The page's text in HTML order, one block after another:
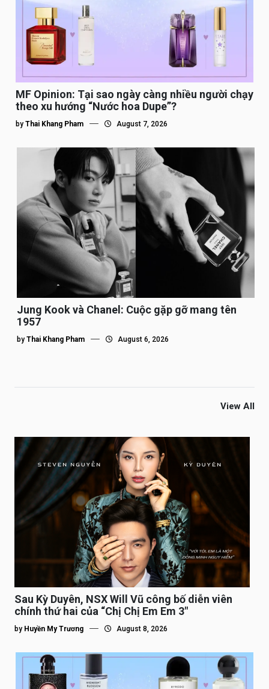
MF Opinion: Tại sao ngày càng nhiều người chạy
theo xu hướng “Nước hoa Dupe”?
by Thai Khang Pham August 7, 2026
Jung Kook và Chanel: Cuộc gặp gỡ mang tên
1957
by Thai Khang Pham August 6, 2026
View All
Sau Kỳ Duyên, NSX Will Vũ công bố diễn viên
chính thứ hai của “Chị Chị Em Em 3″
by Huyền My Trương August 8, 2026